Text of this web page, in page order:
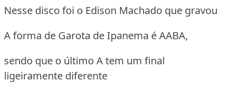
Nesse disco foi o Edison Machado que gravou
A forma de Garota de Ipanema é AABA,
sendo que o último A tem um final
ligeiramente diferente